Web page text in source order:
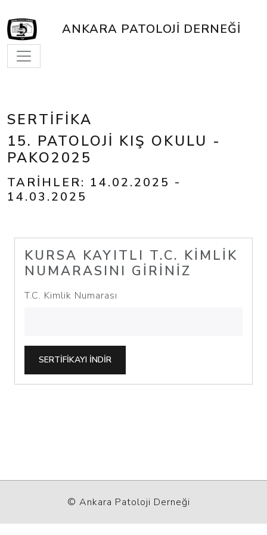
ANKARA PATOLOJI DERNEĞI
SERTIFIKA
15. PATOLOJI KIŞ OKULU -
PAKO2025
TARIHLER: 14.02.2025 -
14.03.2025
KURSA KAYITLI T.C. KIMLIK
NUMARASINI GIRINIZ
T.C. Kimlik Numarası
SERTIFIKAYI INDIR
© Ankara Patoloji Derneği